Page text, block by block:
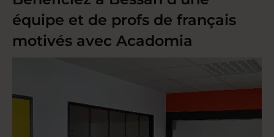
équipe et de profs de français
motivés avec Acadomia